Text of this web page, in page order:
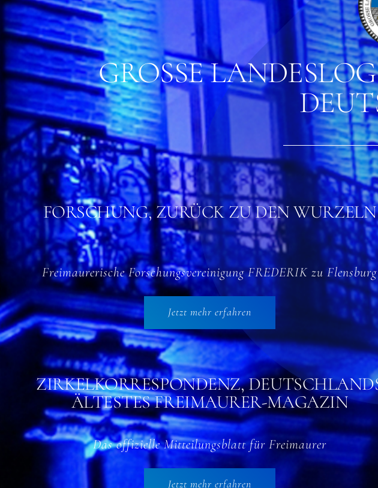
GROSSE
FORSCHUNG, ZURÜCK ZU DEN WURZELN
Freimaurerische Forschungsvereinigung FREDERIK zu Flensburg
Jetzt mehr erfahren
ZIRKELKORRESPONDENZ,
ÄLTESTES FREIMAURER-MAGAZIN
Das offizielle Mitteilungsblatt für Freimaurer
Jetzt mehr erfahren